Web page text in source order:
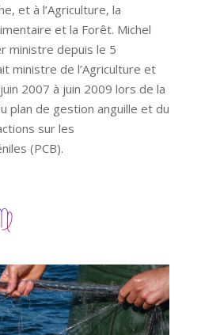
et à l’Agriculture, la
et la Forêt. Michel
ministre depuis le 5
ministre de l’Agriculture et
2007 à juin 2009 lors de la
plan de gestion anguille et du
sur les
(PCB).